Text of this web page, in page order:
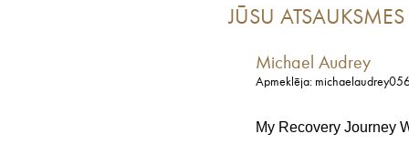
JŪSU ATSAUKSMES
Michael Audrey
Apmeklēja:
My Recovery Journey